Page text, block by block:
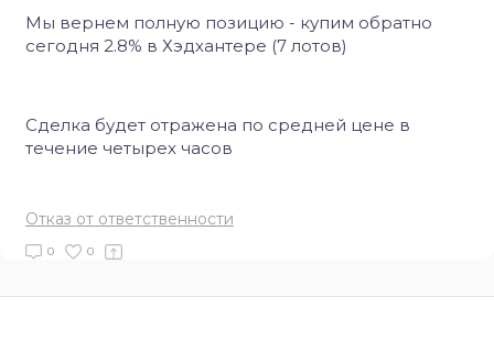
Мы вернем полную позицию - купим обратно
сегодня 2.8% в Хэдхантере (7 лотов)
Сделка будет отражена по средней цене в
течение четырех часов
Отказ от ответственности
0 0